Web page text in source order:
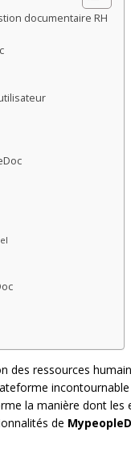
documentaire RH
des ressources
la manière dont
de